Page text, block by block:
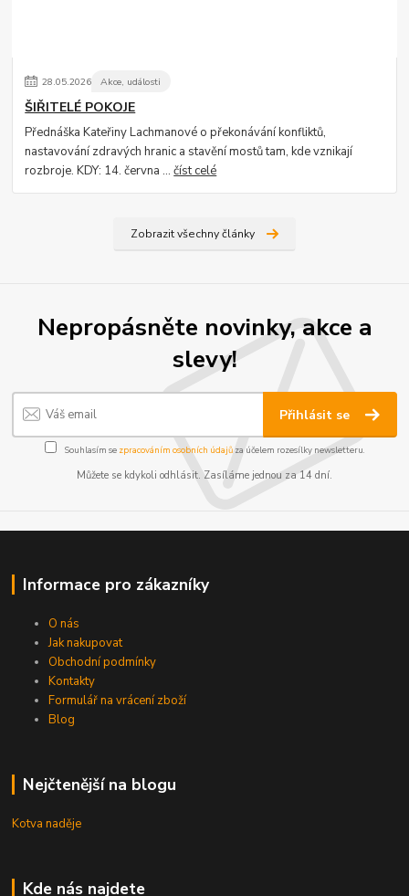
28.05.2026 Akce, události
ŠIŘITELÉ POKOJE
Přednáška Kateřiny Lachmanové o překonávání konfliktů,
nastavování zdravých hranic a stavění mostů tam, kde vznikají
rozbroje. KDY: 14. června ...číst celé
Zobrazit všechny články
Nepropásněte novinky, akce a
slevy!
Přihlásit se
Souhlasím se zpracováním osobních údajůza účelem rozesílky newsletteru.
Můžete se kdykoli odhlásit. Zasíláme jednou za 14 dní.
Informace pro zákazníky
O nás
Jak nakupovat
Obchodní podmínky
Kontakty
Formulář na vrácení zboží
Blog
Nejčtenější na blogu
Kotva naděje
Kde nás najdete